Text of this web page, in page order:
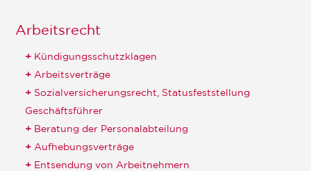
Arbeitsrecht
Kündigungsschutzklagen
Arbeitsverträge
Sozialversicherungsrecht, Statusfeststellung
Geschäftsführer
Beratung der Personalabteilung
Aufhebungsverträge
Entsendung von Arbeitnehmern